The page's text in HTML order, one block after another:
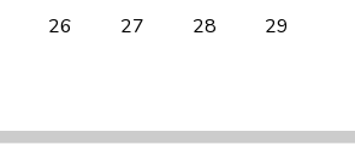
26 27 28
29